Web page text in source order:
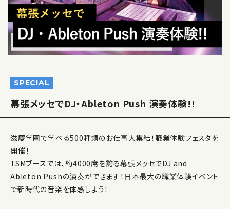
SPECIAL
幕張メッセでDJ・Ableton Push 演奏体験!!
滋慶学園で学べる500種類のお仕事大集結！職業体験フェスタを
開催！
TSMブースでは、約4000席を誇る幕張メッセでDJ and
Ableton Pushの演奏ができます！日本最大の職業体験イベント
で新時代の音楽を体感しよう！